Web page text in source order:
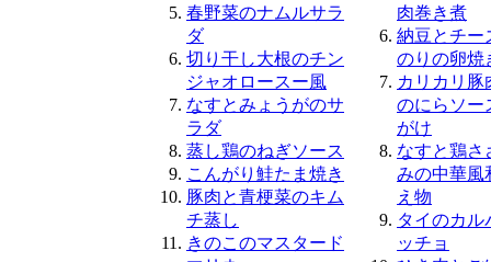
春野菜のナムルサラ
ダ
切り干し大根のチン
ジャオロースー風
なすとみょうがのサ
ラダ
蒸し鶏のねぎソース
こんがり鮭たま焼き
豚肉と青梗菜のキム
チ蒸し
きのこのマスタード
肉巻き煮
納豆とチー
のりの卵焼
カリカリ豚
のにらソー
がけ
なすと鶏さ
みの中華風
え物
タイのカル
ッチョ